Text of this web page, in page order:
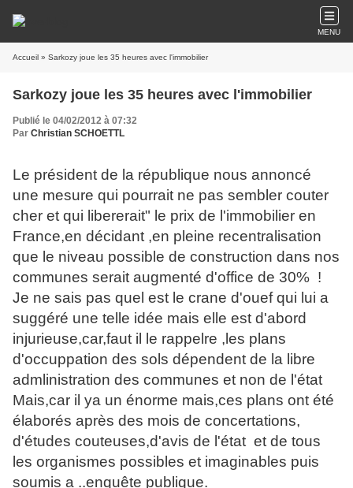
MENU
Accueil » Sarkozy joue les 35 heures avec l'immobilier
Sarkozy joue les 35 heures avec l'immobilier
Publié le 04/02/2012 à 07:32
Par Christian SCHOETTL
Le président de la république nous annoncé
une mesure qui pourrait ne pas sembler couter
cher et qui libererait" le prix de l'immobilier en
France,en décidant ,en pleine recentralisation
que le niveau possible de construction dans nos
communes serait augmenté d'office de 30% !
Je ne sais pas quel est le crane d'ouef qui lui a
suggéré une telle idée mais elle est d'abord
injurieuse,car,faut il le rappelre ,les plans
d'occuppation des sols dépendent de la libre
admlinistration des communes et non de l'état
Mais,car il ya un énorme mais,ces plans ont été
élaborés après des mois de concertations,
d'études couteuses,d'avis de l'état et de tous
les organismes possibles et imaginables puis
soumis a ..enquête publique.